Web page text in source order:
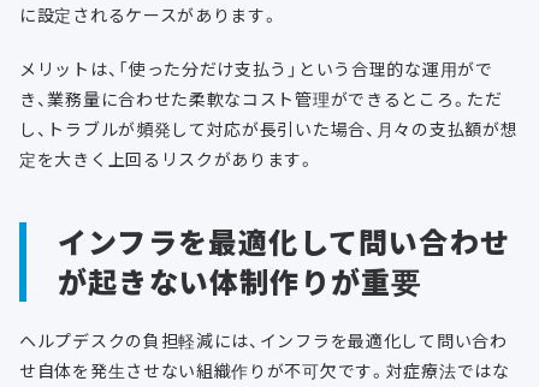
に設定されるケースがあります。
メリットは、「使った分だけ支払う」という合理的な運用がで
き、業務量に合わせた柔軟なコスト管理ができるところ。ただ
し、トラブルが頻発して対応が長引いた場合、月々の支払額が想
定を大きく上回るリスクがあります。
インフラを最適化して問い合わせ
が起きない体制作りが重要
ヘルプデスクの負担軽減には、インフラを最適化して問い合わ
せ自体を発生させない組織作りが不可欠です。対症療法ではな